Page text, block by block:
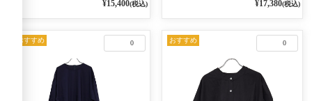
¥15,400(税込) ¥17,380(税込)
0
おすすめ 0
おすすめ